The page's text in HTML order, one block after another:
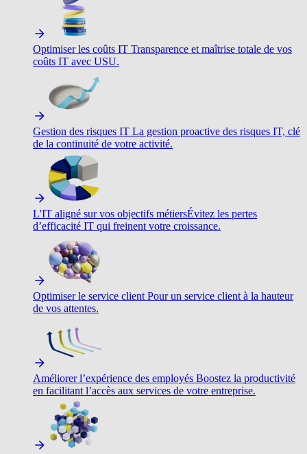
Optimiser les coûts IT Transparence et maîtrise totale de vos
coûts IT avec USU.
Gestion des risques IT La gestion proactive des risques IT, clé
de la continuité de votre activité.
L'IT aligné sur vos objectifs métiersÉvitez les pertes
d’efficacité IT qui freinent votre croissance.
Optimiser le service client Pour un service client à la hauteur
de vos attentes.
Améliorer l’expérience des employés Boostez la productivité
en facilitant l’accès aux services de votre entreprise.